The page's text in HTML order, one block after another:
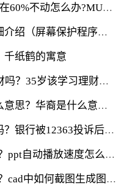
模拟器卡在60%的解决流程
序等待时间怎么设置）|当前速读
千纸鹤的寓意
该学习理财会不会太迟？
意思：华侨在侨居国生下的子女
投诉后果是什么？|环球通讯
放速度怎么调慢？ 世界报资讯
中如何截图生成图片？